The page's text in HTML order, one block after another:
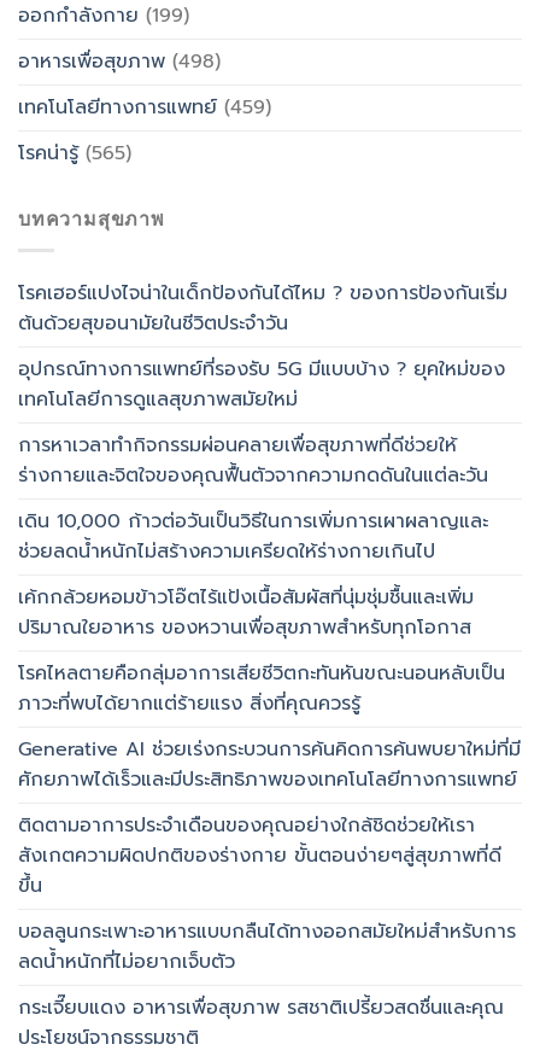
ออกกำลังกาย (199)
อาหารเพื่อสุขภาพ (498)
เทคโนโลยีทางการแพทย์ (459)
โรคน่ารู้(565)
บทความสุขภาพ
โรคเฮอร์แปงไจน่าในเด็กป้องกันได้ไหม ? ของการป้องกันเริ่ม
ต้นด้วยสุขอนามัยในชีวิตประจำวัน
อุปกรณ์ทางการแพทย์ที่รองรับ 5G มีแบบบ้าง ? ยุคใหม่ของ
เทคโนโลยีการดูแลสุขภาพสมัยใหม่
การหาเวลาทำกิจกรรมผ่อนคลายเพื่อสุขภาพที่ดีช่วยให้
ร่างกายและจิตใจของคุณฟื้นตัวจากความกดดันในแต่ละวัน
เดิน 10,000 ก้าวต่อวันเป็นวิธีในการเพิ่มการเผาผลาญและ
ช่วยลดน้ำหนักไม่สร้างความเครียดให้ร่างกายเกินไป
เค้กกล้วยหอมข้าวโอ๊ตไร้แป้งเนื้อสัมผัสที่นุ่มชุ่มชื้นและเพิ่ม
ปริมาณใยอาหาร ของหวานเพื่อสุขภาพสำหรับทุกโอกาส
โรคไหลตายคือกลุ่มอาการเสียชีวิตกะทันหันขณะนอนหลับเป็น
ภาวะที่พบได้ยากแต่ร้ายแรง สิ่งที่คุณควรรู้
Generative AI ช่วยเร่งกระบวนการค้นคิดการค้นพบยาใหม่ที่มี
ศักยภาพได้เร็วและมีประสิทธิภาพของเทคโนโลยีทางการแพทย์
ติดตามอาการประจำเดือนของคุณอย่างใกล้ชิดช่วยให้เรา
สังเกตความผิดปกติของร่างกาย ขั้นตอนง่ายๆสู่สุขภาพที่ดี
ขึ้น
บอลลูนกระเพาะอาหารแบบกลืนได้ทางออกสมัยใหม่สำหรับการ
ลดน้ำหนักที่ไม่อยากเจ็บตัว
กระเจี๊ยบแดง อาหารเพื่อสุขภาพ รสชาติเปรี้ยวสดชื่นและคุณ
ประโยชน์จากธรรมชาติ